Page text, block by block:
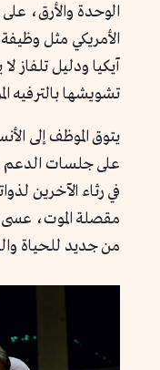
الوحدة والأرق،
الأمريكي مثل
آيكيا ودليل تلفاز
تشويشها بالترفيه
يتوق الموظف إلى
على جلسات الدعم
في رثاء الآخرين
مقصلة الموت، عسى
من جديد للحياة